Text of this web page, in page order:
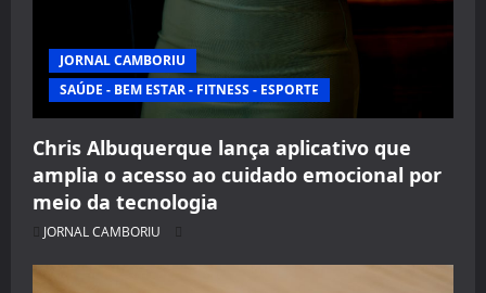
JORNAL CAMBORIU
SAÚDE - BEM ESTAR - FITNESS - ESPORTE
Chris Albuquerque lança aplicativo que
amplia o acesso ao cuidado emocional por
meio da tecnologia
JORNAL CAMBORIU